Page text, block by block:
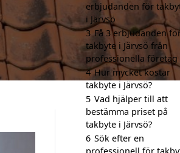
erbjudanden för
i Järvsö
3 Få 3 erbjudanden
takbyte i Järvsö från
professionella företag
4 Hur mycket kostar
takbyte i Järvsö?
5 Vad hjälper till att
bestämma priset på
takbyte i Järvsö?
6 Sök efter en